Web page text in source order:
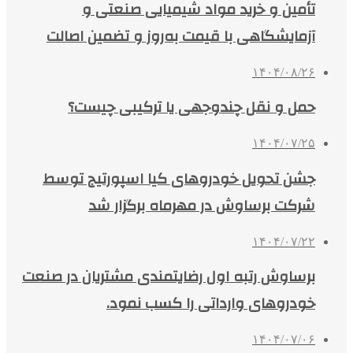
تأمین و خرید مواد شیمیایی صنعتی و
آزمایشگاهی با قیمت به‌روز و تضمین اصالت
۱۴۰۴/۰۸/۲۶
حمل و نقل چندوجهی یا ترکیبی چیست؟
۱۴۰۴/۰۷/۲۵
جشن تحویل خودروهای کیا اسپورتیج توسط
شرکت برساوش در مهرماه برگزار شد
۱۴۰۴/۰۷/۲۲
برساوش رتبه اول رضایتمندی مشتریان در صنعت
خودروهای وارداتی را کسب نمود.
۱۴۰۴/۰۷/۰۶